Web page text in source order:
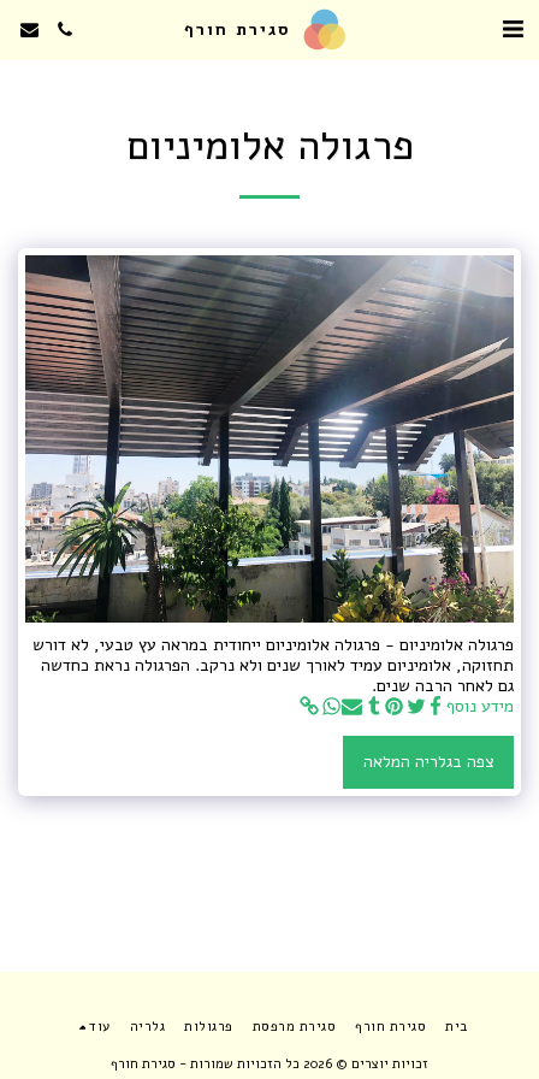
סגירת חורף
פרגולה אלומיניום
פרגולה אלומיניום - פרגולה אלומיניום ייחודית במראה עץ טבעי, לא דורש
תחזוקה, אלומיניום עמיד לאורך שנים ולא נרקב. הפרגולה נראת כחדשה
גם לאחר הרבה שנים.
מידע נוסף
צפה בגלריה המלאה
בית סגירת חורף סגירת מרפסת פרגולות גלריה עוד
זכויות יוצרים © 2026 כל הזכויות שמורות - סגירת חורף